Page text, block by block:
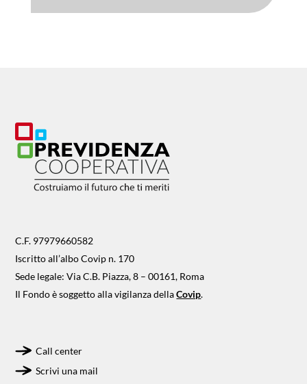
C.F. 97979660582
Iscritto all’albo Covip n. 170
Sede legale: Via C.B. Piazza, 8 – 00161, Roma
Il Fondo è soggetto alla vigilanza dellaCovip.
Call center
Scrivi una mail